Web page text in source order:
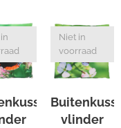
vlinder
Niet in
voorraad